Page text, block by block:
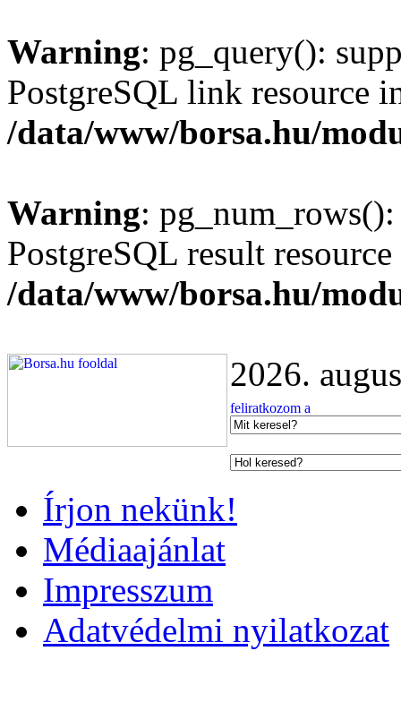
Warning: pg_query():
PostgreSQL link resource
/data/www/borsa.hu/
Warning:
PostgreSQL result
/data/www/borsa.hu/
2026.
Írjon nekünk!
Médiaajánlat
Impresszum
Adatvédelmi nyilatkozat